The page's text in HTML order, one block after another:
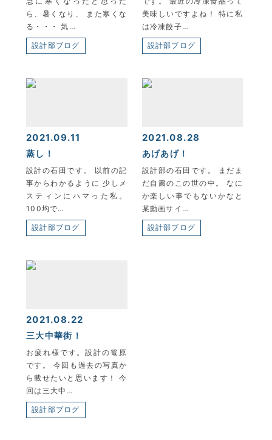
ら、暑くなり、 また寒くな
る・・・ 気…
設計部ブログ
美味しいですよね！ 特に私
は冷凍餃子…
設計部ブログ
2021.09.11
蒸し！
設計の石田です。 以前の記
事からわかるように 少しメ
スティンにハマった私。
100均で…
設計部ブログ
2021.08.28
あげあげ！
設計部の石田です。 まだま
だ自粛のこの世の中。 なに
か楽しい事でもないかなと
某動画サイ…
設計部ブログ
2021.08.22
三大中華街！
お疲れ様です。設計の篭原
です。 今回も過去の写真か
ら載せたいと思います！ 今
回は三大中…
設計部ブログ